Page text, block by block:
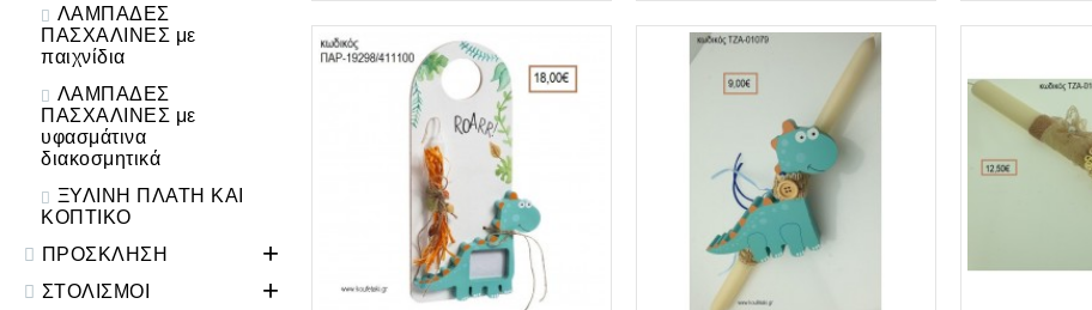
ΛΑΜΠΑΔΕΣ
ΠΑΣΧΑΛΙΝΕΣ με
παιχνίδια
ΛΑΜΠΑΔΕΣ
ΠΑΣΧΑΛΙΝΕΣ με
υφασμάτινα
διακοσμητικά
ΞΥΛΙΝΗ ΠΛΑΤΗ ΚΑΙ
ΚΟΠΤΙΚΟ
ΠΡΟΣΚΛΗΣΗ
+
ΣΤΟΛΙΣΜΟΙ +